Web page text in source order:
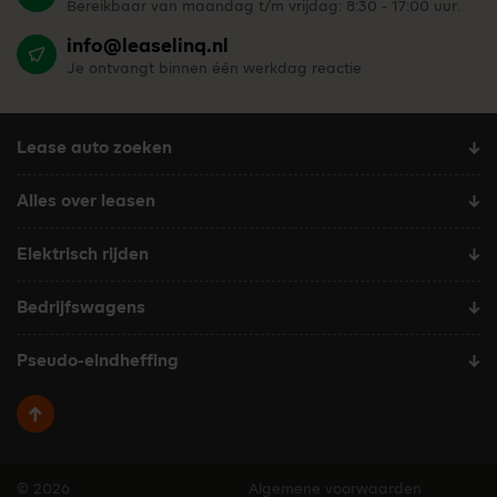
Bereikbaar van maandag t/m vrijdag: 8:30 - 17:00 uur.
info@leaselinq.nl
Je ontvangt binnen één werkdag reactie
Lease auto zoeken
Alles over leasen
Elektrisch rijden
Bedrijfswagens
Pseudo-eindheffing
Terug naar boven
© 2026 Algemene voorwaarden